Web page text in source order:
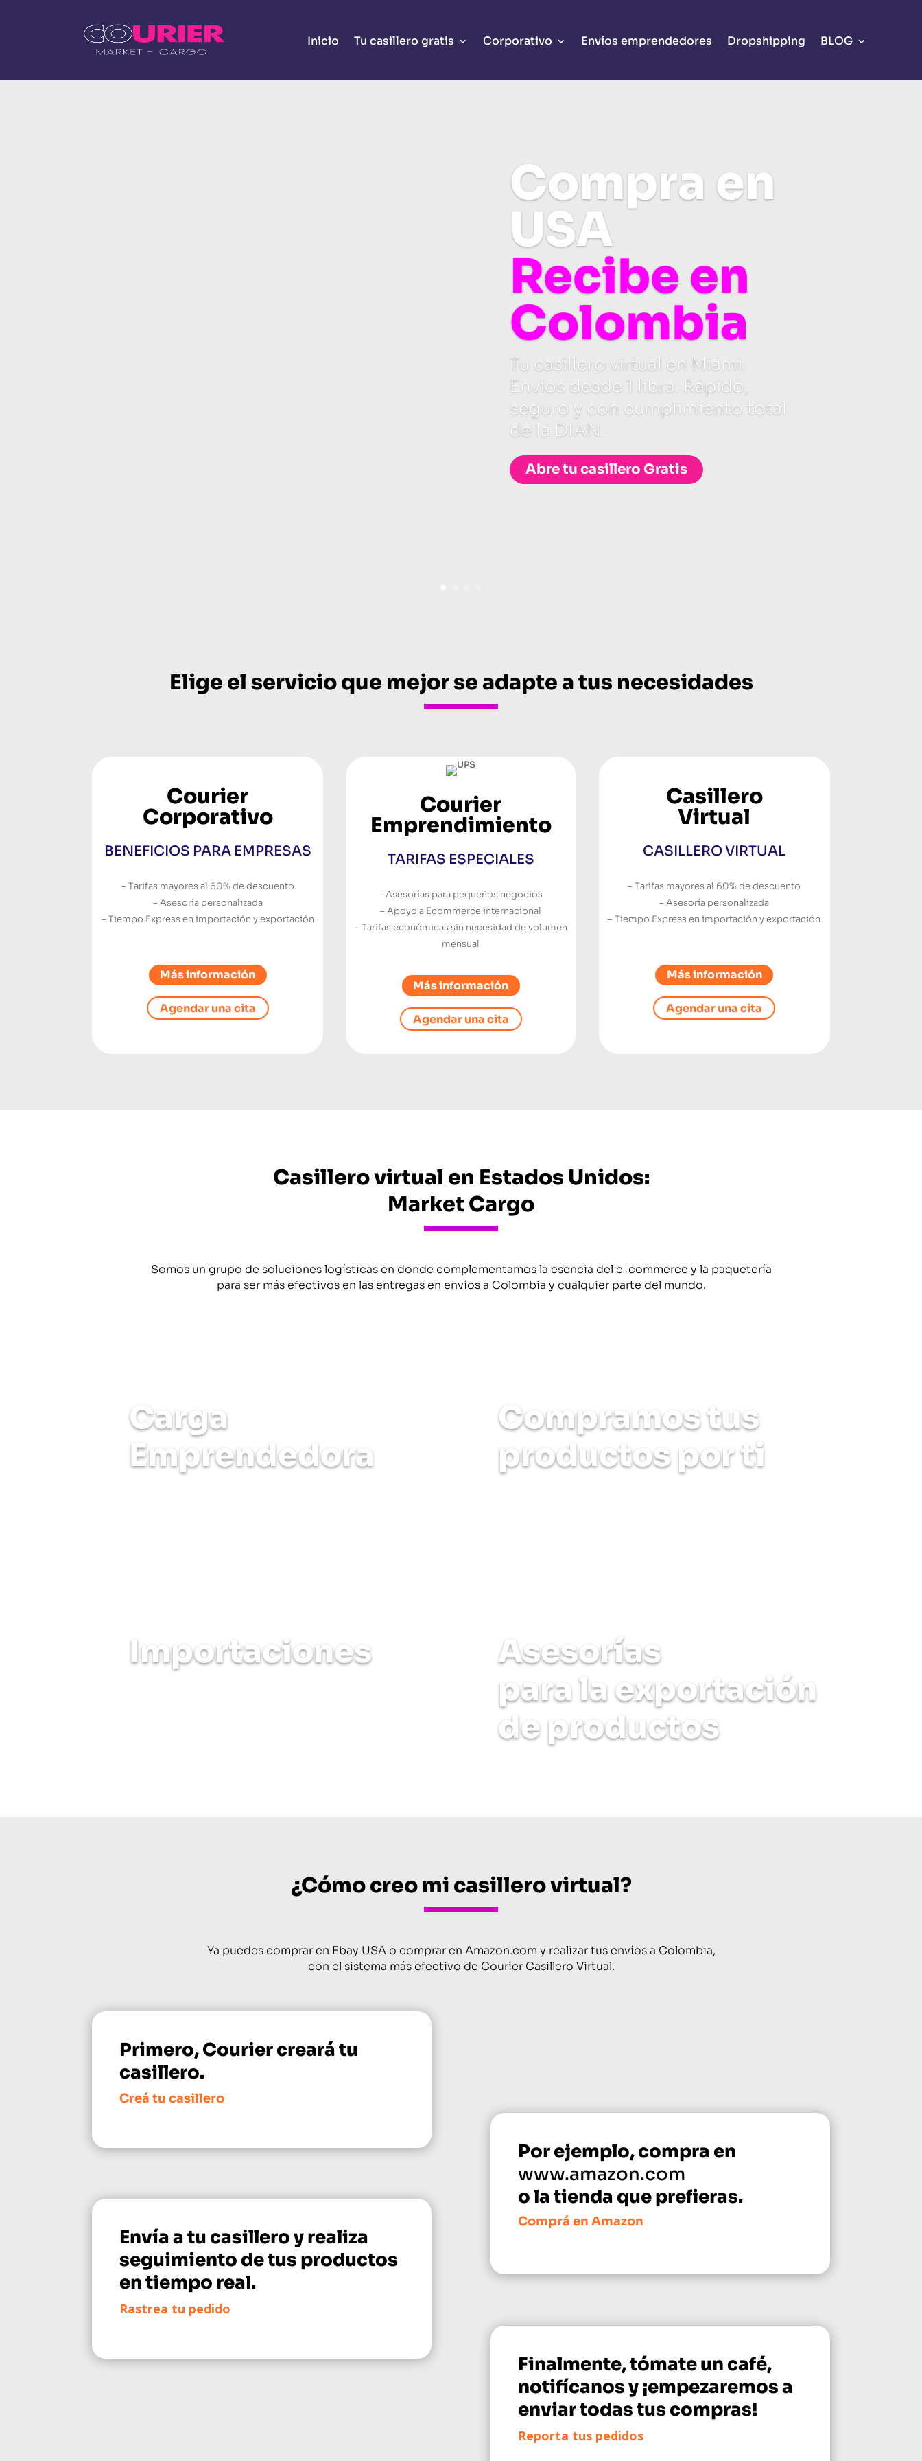
Inicio Tu casillero gratis Corporativo Envíos emprendedores Dropshipping BLOG
Compra en
USA
Recibe en
Colombia
Tu casillero virtual en Miami.
Envíos desde 1 libra. Rápido,
seguro y con cumplimiento total
de la DIAN.
Abre tu casillero Gratis
Elige el servicio que mejor se adapte a tus necesidades
Courier
Corporativo
BENEFICIOS PARA EMPRESAS
– Tarifas mayores al 60% de descuento
– Asesoría personalizada
– Tiempo Express en importación y exportación
Más información
Agendar una cita
Courier
Emprendimiento
TARIFAS ESPECIALES
– Asesorías para pequeños negocios
– Apoyo a Ecommerce internacional
– Tarifas económicas sin necesidad de volumen
mensual
Más información
Agendar una cita
Casillero
Virtual
CASILLERO VIRTUAL
– Tarifas mayores al 60% de descuento
– Asesoría personalizada
– Tiempo Express en importación y exportación
Más información
Agendar una cita
Casillero virtual en Estados Unidos:
Market Cargo
Somos un grupo de soluciones logísticas en donde complementamos la esencia del e-commerce y la paquetería
para ser más efectivos en las entregas en envíos a Colombia y cualquier parte del mundo.
Carga
Emprendedora
Compramos tus
productos por ti
Importaciones
Asesorías
para la exportación
de productos
¿Cómo creo mi casillero virtual?
Ya puedes comprar en Ebay USA o comprar en Amazon.com y realizar tus envíos a Colombia,
con el sistema más efectivo de Courier Casillero Virtual.
Primero, Courier creará tu
casillero.
Creá tu casillero
Envía a tu casillero y realiza
seguimiento de tus productos
en tiempo real.
Rastrea tu pedido
Por ejemplo, compra en
www.amazon.com
o la tienda que prefieras.
Comprá en Amazon
Finalmente, tómate un café,
notifícanos y ¡empezaremos a
enviar todas tus compras!
Reporta tus pedidos